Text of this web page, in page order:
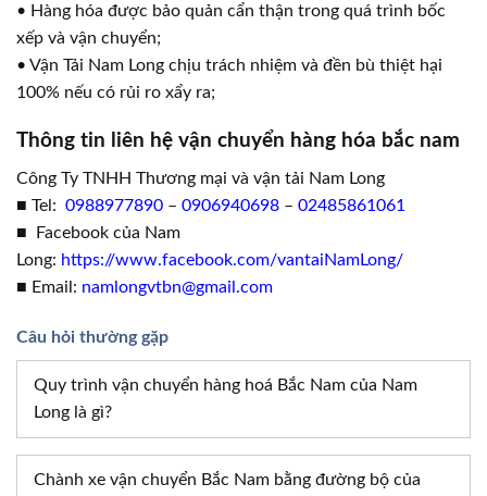
• Hàng hóa được bảo quản cẩn thận trong quá trình bốc
xếp và vận chuyển;
• Vận Tải Nam Long chịu trách nhiệm và đền bù thiệt hại
100% nếu có rủi ro xẩy ra;
Thông tin liên hệ vận chuyển hàng hóa bắc nam
Công Ty TNHH Thương mại và vận tải Nam Long
■ Tel: 0988977890 – 0906940698 – 02485861061
■ Facebook của Nam
Long: https://www.facebook.com/vantaiNamLong/
■ Email: namlongvtbn@gmail.com
Câu hỏi thường gặp
Quy trình vận chuyển hàng hoá Bắc Nam của Nam
Long là gì?
Chành xe vận chuyển Bắc Nam bằng đường bộ của